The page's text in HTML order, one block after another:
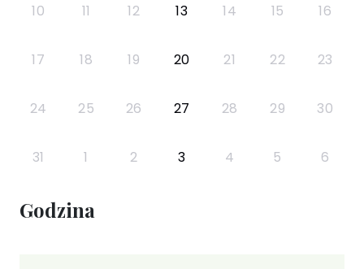
10 11 12 13 14 15 16
17 18 19 20 21 22 23
24 25 26 27 28 29 30
31 1 2 3 4 5 6
Godzina